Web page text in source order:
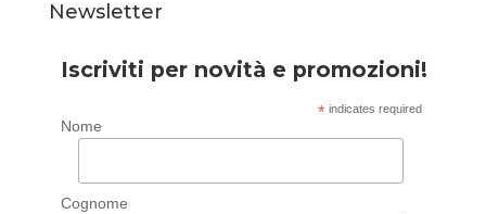
Newsletter
Iscriviti per novità e promozioni!
* indicates required
Nome
Cognome